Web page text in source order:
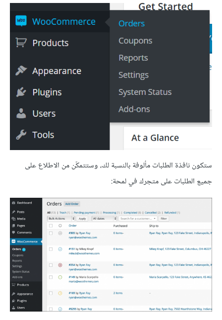
ستكون نافذة الطلبات مألوفة بالنسبة لك، وستتمكّن من الاطلاع على
جميع الطلبات على متجرك في لمحة: